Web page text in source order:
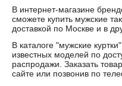
В интернет-магазине
сможете купить мужские
доставкой по Москве и в
В каталоге "мужские куртки
известных моделей по
распродажи. Заказать
сайте или позвонив по